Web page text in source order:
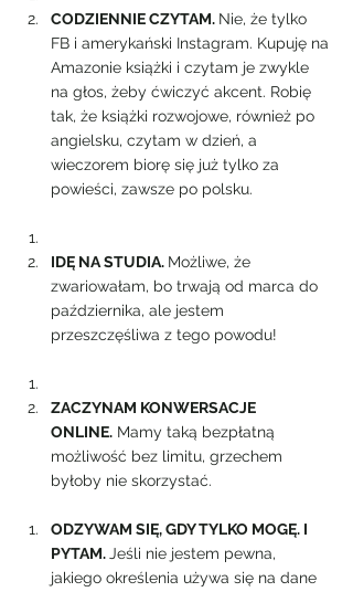
CODZIENNIE CZYTAM. Nie, że tylko
FB i amerykański Instagram. Kupuję na
Amazonie książki i czytam je zwykle
na głos, żeby ćwiczyć akcent. Robię
tak, że książki rozwojowe, również po
angielsku, czytam w dzień, a
wieczorem biorę się już tylko za
powieści, zawsze po polsku.
IDĘ NA STUDIA. Możliwe, że
zwariowałam, bo trwają od marca do
października, ale jestem
przeszczęśliwa z tego powodu!
ZACZYNAM KONWERSACJE
ONLINE. Mamy taką bezpłatną
możliwość bez limitu, grzechem
byłoby nie skorzystać.
ODZYWAM SIĘ, GDY TYLKO MOGĘ. I
PYTAM. Jeśli nie jestem pewna,
jakiego określenia używa się na dane